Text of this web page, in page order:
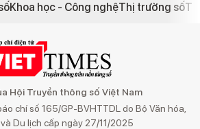
Khoa học - Công nghệThị trường số
Hội Truyền thông số Việt Nam
chí số 165/GP-BVHTTDL do Bộ Văn hóa,
Du lịch cấp ngày 27/11/2025